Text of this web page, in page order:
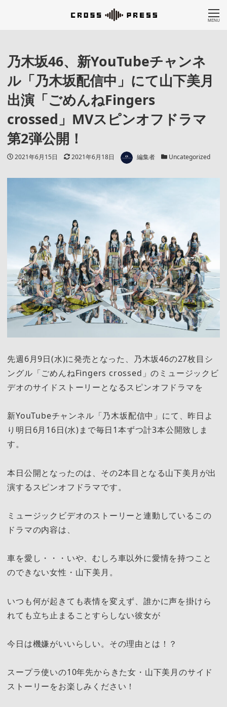
MENU
乃木坂46、新YouTubeチャンネ
ル「乃木坂配信中」にて山下美月
出演「ごめんねFingers
crossed」MVスピンオフドラマ
第2弾公開！
投稿日
2021年6月15日 更新日
2021年6月18日 著者 編集者 カテゴリー
Uncategorized
先週6月9日(水)に発売となった、乃木坂46の27枚目シ
ングル「ごめんねFingers crossed」のミュージックビ
デオのサイドストーリーとなるスピンオフドラマを
新YouTubeチャンネル「乃木坂配信中」にて、昨日よ
り明日6月16日(水)まで毎日1本ずつ計3本公開致しま
す。
本日公開となったのは、その2本目となる山下美月が出
演するスピンオフドラマです。
ミュージックビデオのストーリーと連動しているこの
ドラマの内容は、
車を愛し・・・いや、むしろ車以外に愛情を持つこと
のできない女性・山下美月。
いつも何が起きても表情を変えず、誰かに声を掛けら
れても立ち止まることすらしない彼女が
今日は機嫌がいいらしい。その理由とは！？
スープラ使いの10年先からきた女・山下美月のサイド
ストーリーをお楽しみください！